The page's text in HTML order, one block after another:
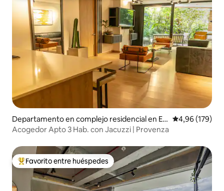
Departamento en complejo residencial en El
Tesoro
Calificación
4,96 (179)
Acogedor Apto 3 Hab. con Jacuzzi | Provenza
Favorito entre los huéspedes más destacados
Favorito entre huéspedes